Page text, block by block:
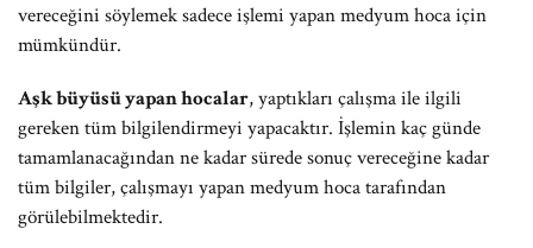
vereceğini söylemek sadece işlemi yapan medyum hoca için
mümkündür.
Aşk büyüsü yapan hocalar, yaptıkları çalışma ile ilgili
gereken tüm bilgilendirmeyi yapacaktır. İşlemin kaç günde
tamamlanacağından ne kadar sürede sonuç vereceğine kadar
tüm bilgiler, çalışmayı yapan medyum hoca tarafından
görülebilmektedir.